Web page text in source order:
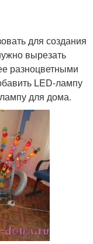
для создания
вырезать
разноцветными
LED-лампу
для дома.